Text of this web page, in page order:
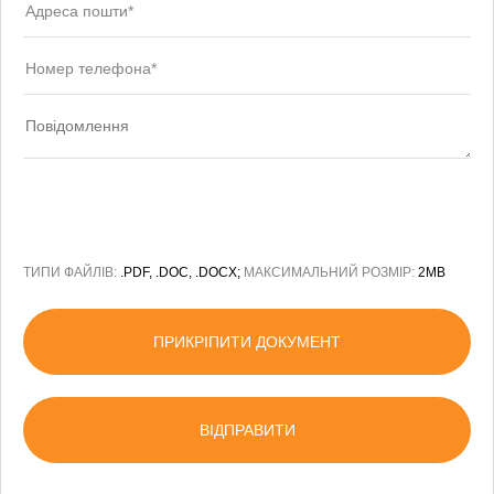
ТИПИ ФАЙЛІВ: .PDF, .DOC, .DOCX; МАКСИМАЛЬНИЙ РОЗМІР: 2MB
ПРИКРІПИТИ ДОКУМЕНТ